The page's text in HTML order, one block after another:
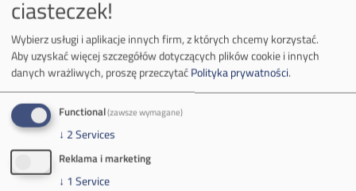
Tel.
+48 32 627 00 00
Zakład Górniczy Brzeszcze
ul.
Kościuszki 1
32-620 Brzeszcze
+48 32 716 53 00
ciasteczek!
Wybierz usługi i aplikacje innych firm, z których chcemy korzystać.
Aby uzyskać więcej szczegółów dotyczących plików cookie i innych
danych wrażliwych, proszę przeczytaćPolityka prywatności.
Functional(zawsze wymagane)
↓ 2Services
Reklama i marketing
↓ 1 Service